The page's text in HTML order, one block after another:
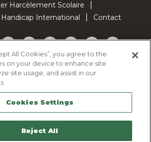
Harcèlement Scolaire
International
Contact
TwitterYouTubePinterestInstagramLinkedInTikTok
d'utilisation des cookies
de confidentialité
Mentions légales
Plan du site
Contactez-nous
All Cookies”, you agree to the
on your device to enhance site
site usage, and assist in our
Cookies Settings
Reject All